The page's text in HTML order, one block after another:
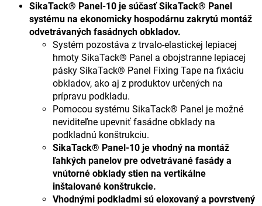
SikaTack® Panel-10 je súčasť SikaTack® Panel
systému na ekonomicky hospodárnu zakrytú montáž
odvetrávaných fasádnych obkladov.
Systém pozostáva z trvalo-elastickej lepiacej
hmoty SikaTack® Panel a obojstranne lepiacej
pásky SikaTack® Panel Fixing Tape na fixáciu
obkladov, ako aj z produktov určených na
prípravu podkladu.
Pomocou systému SikaTack® Panel je možné
neviditeľne upevniť fasádne obklady na
podkladnú konštrukciu.
SikaTack® Panel-10 je vhodný na montáž
ľahkých panelov pre odvetrávané fasády a
vnútorné obklady stien na vertikálne
inštalované konštrukcie.
Vhodnými podkladmi sú eloxovaný a povrstvený